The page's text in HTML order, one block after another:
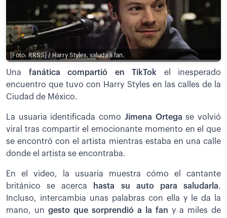
[Foto: RRSS] / Harry Styles, saluda a fan.
Una fanática compartió en TikTok el inesperado
encuentro que tuvo con Harry Styles en las calles de la
Ciudad de México.
La usuaria identificada como Jimena Ortega se volvió
viral tras compartir el emocionante momento en el que
se encontró con el artista mientras estaba en una calle
donde el artista se encontraba.
En el video, la usuaria muestra cómo el cantante
británico se acerca
hasta su auto para saludarla.
Incluso, intercambia unas palabras con ella y le da la
mano, un gesto que sorprendió a la fan y a miles de